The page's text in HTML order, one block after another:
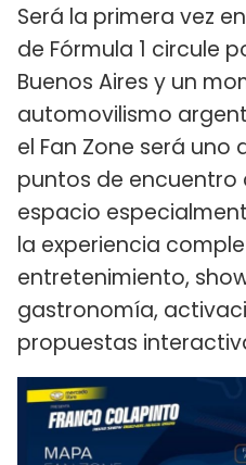
Será la primera vez
de Fórmula 1 circule
Buenos Aires y un
automovilismo
el Fan Zone será uno
puntos de encuentro
espacio
la experiencia
entretenimiento,
gastronomía,
propuestas